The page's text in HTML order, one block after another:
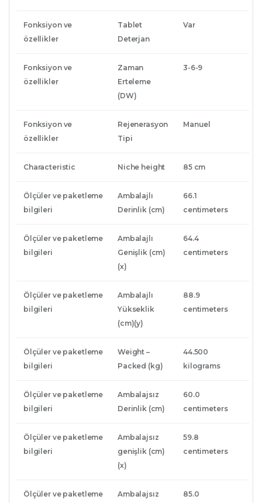
Fonksiyon ve
özellikler
Tablet
Deterjan
Var
Fonksiyon ve
özellikler
Zaman
Erteleme
(DW)
3-6-9
Fonksiyon ve
özellikler
Rejenerasyon
Tipi
Manuel
Characteristic Niche height 85 cm
Ölçüler ve paketleme
bilgileri
Ambalajlı
Derinlik (cm)
66.1
centimeters
Ölçüler ve paketleme
bilgileri
Ambalajlı
Genişlik (cm)
(x)
64.4
centimeters
Ölçüler ve paketleme
bilgileri
Ambalajlı
Yükseklik
(cm)(y)
88.9
centimeters
Ölçüler ve paketleme
bilgileri
Weight –
Packed (kg)
44.500
kilograms
Ölçüler ve paketleme
bilgileri
Ambalajsız
Derinlik (cm)
60.0
centimeters
Ölçüler ve paketleme
bilgileri
Ambalajsız
genişlik (cm)
(x)
59.8
centimeters
Ölçüler ve paketleme
Ambalajsız
85.0